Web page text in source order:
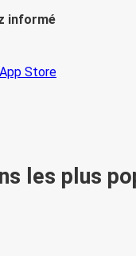
informé
les plus